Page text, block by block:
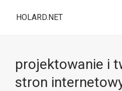
HOLARD.NET
projektowanie i
stron